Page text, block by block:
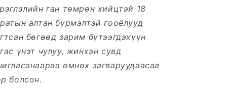
ган төмрөн хийцтэй 18
алтан бүрмэлтэй гооёлууд
бөгөөд зарим бүтээгдэхүүн
үнэт чулуу, жинхэн сувд
өмнөх загваруудаасаа
болсон.